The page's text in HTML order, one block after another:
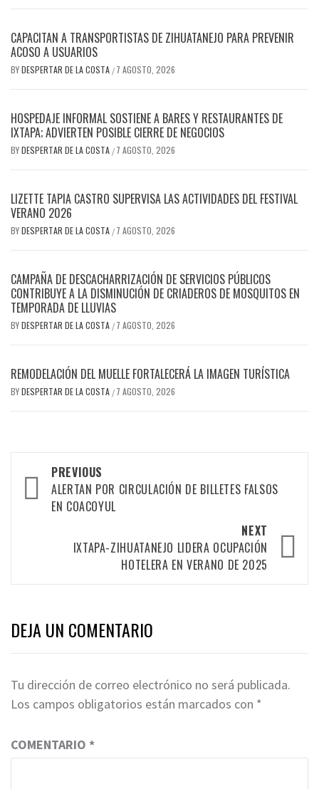
CAPACITAN A TRANSPORTISTAS DE ZIHUATANEJO PARA PREVENIR
ACOSO A USUARIOS
BYDESPERTAR DE LA COSTA / 7 AGOSTO, 2026
HOSPEDAJE INFORMAL SOSTIENE A BARES Y RESTAURANTES DE
IXTAPA; ADVIERTEN POSIBLE CIERRE DE NEGOCIOS
BYDESPERTAR DE LA COSTA / 7 AGOSTO, 2026
LIZETTE TAPIA CASTRO SUPERVISA LAS ACTIVIDADES DEL FESTIVAL
VERANO 2026
BYDESPERTAR DE LA COSTA / 7 AGOSTO, 2026
CAMPAÑA DE DESCACHARRIZACIÓN DE SERVICIOS PÚBLICOS
CONTRIBUYE A LA DISMINUCIÓN DE CRIADEROS DE MOSQUITOS EN
TEMPORADA DE LLUVIAS
BYDESPERTAR DE LA COSTA / 7 AGOSTO, 2026
REMODELACIÓN DEL MUELLE FORTALECERÁ LA IMAGEN TURÍSTICA
BYDESPERTAR DE LA COSTA / 7 AGOSTO, 2026
Post
navigation
PREVIOUS
ALERTAN POR CIRCULACIÓN DE BILLETES FALSOS
EN COACOYUL
NEXT
IXTAPA-ZIHUATANEJO LIDERA OCUPACIÓN
HOTELERA EN VERANO DE 2025
DEJA UN COMENTARIO
Tu dirección de correo electrónico no será publicada.
Los campos obligatorios están marcados con *
COMENTARIO *